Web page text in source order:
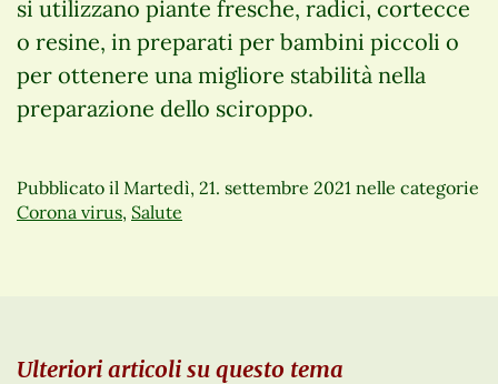
si utilizzano piante fresche, radici, cortecce
o resine, in preparati per bambini piccoli o
per ottenere una migliore stabilità nella
preparazione dello sciroppo.
Pubblicato il Martedì, 21. settembre 2021 nelle categorie
Corona virus, Salute
Ulteriori articoli su questo tema